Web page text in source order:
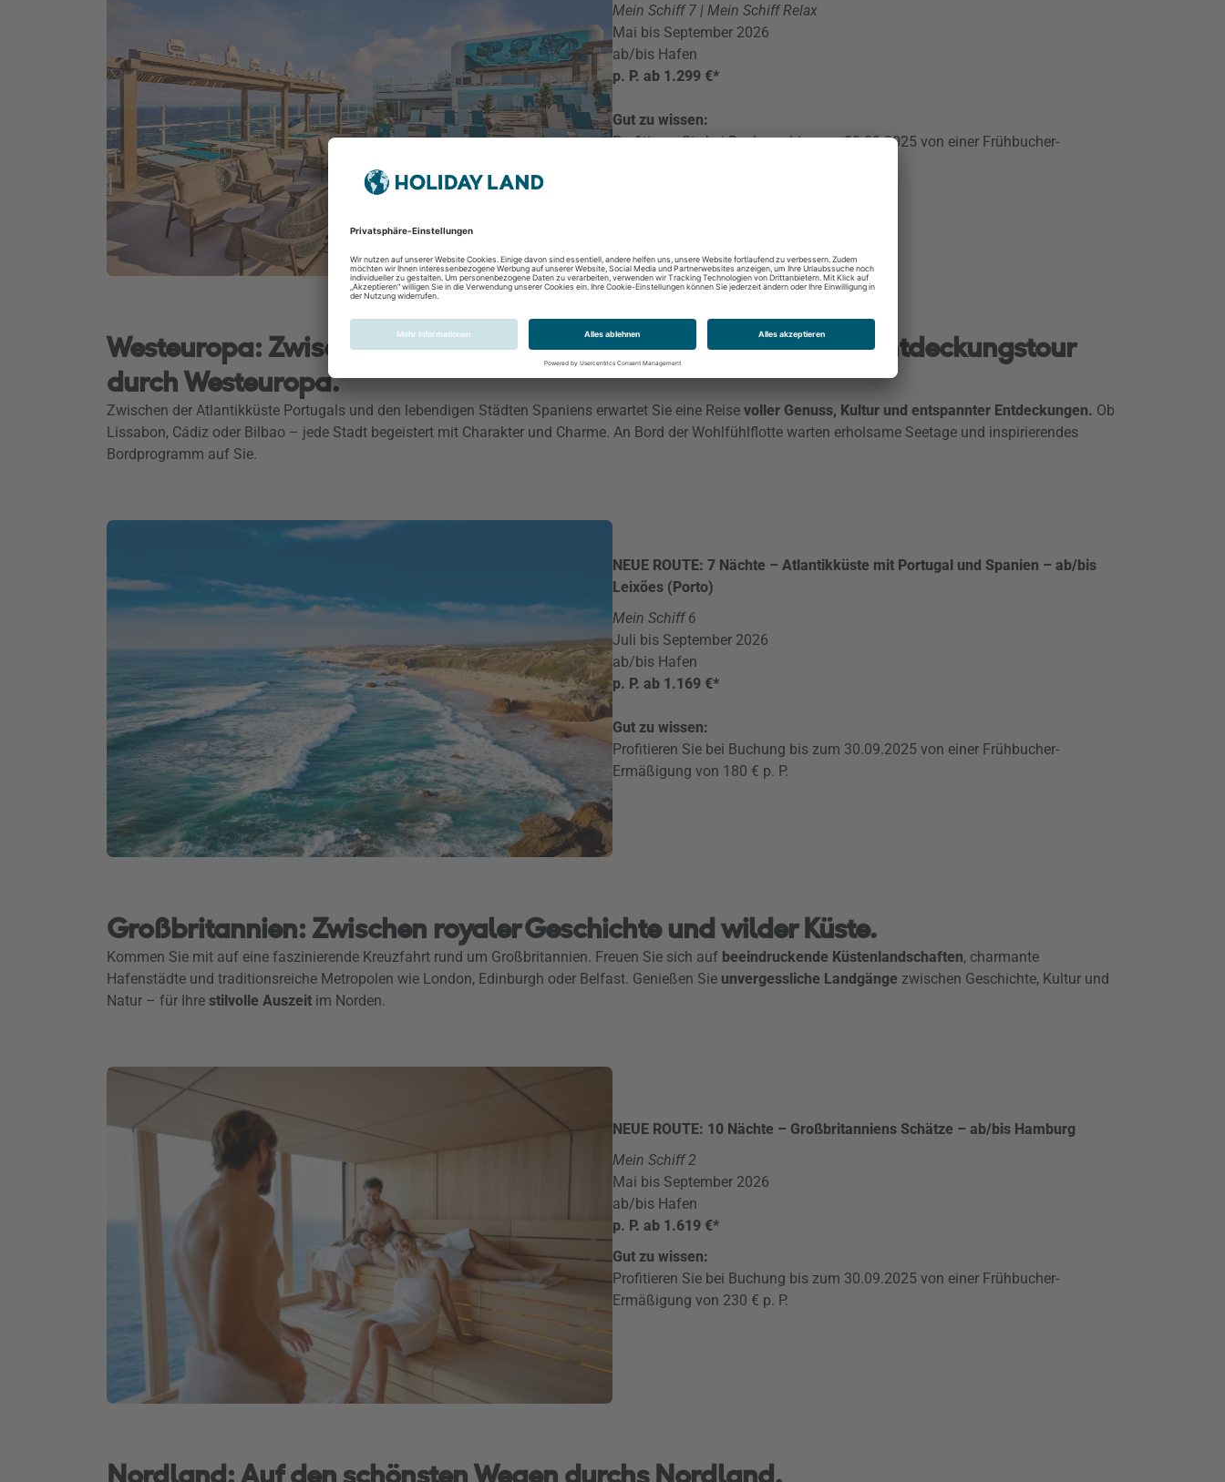
Mein Schiff 7 | Mein Schiff Relax
Mai bis September 2026
ab/bis Hafen
p. P. ab 1.299 €*
Gut zu wissen:
Profitieren Sie bei Buchung bis zum 30.09.2025 von einer Frühbucher-
Westeuropa: Zwischen Metropolen und Meeresrauschen – auf Entdeckungstour
durch Westeuropa.
Zwischen der Atlantikküste Portugals und den lebendigen Städten Spaniens erwartet Sie eine Reise voller Genuss, Kultur und entspannter Entdeckungen. Ob
Lissabon, Cádiz oder Bilbao – jede Stadt begeistert mit Charakter und Charme. An Bord der Wohlfühlflotte warten erholsame Seetage und inspirierendes
Bordprogramm auf Sie.
NEUE ROUTE: 7 Nächte – Atlantikküste mit Portugal und Spanien – ab/bis
Leixões (Porto)
Mein Schiff 6
Juli bis September 2026
ab/bis Hafen
p. P. ab 1.169 €*
Gut zu wissen:
Profitieren Sie bei Buchung bis zum 30.09.2025 von einer Frühbucher-
Ermäßigung von 180 € p. P.
Großbritannien: Zwischen royaler Geschichte und wilder Küste.
Kommen Sie mit auf eine faszinierende Kreuzfahrt rund um Großbritannien. Freuen Sie sich auf beeindruckende Küstenlandschaften, charmante
Hafenstädte und traditionsreiche Metropolen wie London, Edinburgh oder Belfast. Genießen Sie unvergessliche Landgänge zwischen Geschichte, Kultur und
Natur – für Ihre stilvolle Auszeit im Norden.
NEUE ROUTE: 10 Nächte – Großbritanniens Schätze – ab/bis Hamburg
Mein Schiff 2
Mai bis September 2026
ab/bis Hafen
p. P. ab 1.619 €*
Gut zu wissen:
Profitieren Sie bei Buchung bis zum 30.09.2025 von einer Frühbucher-
Ermäßigung von 230 € p. P.